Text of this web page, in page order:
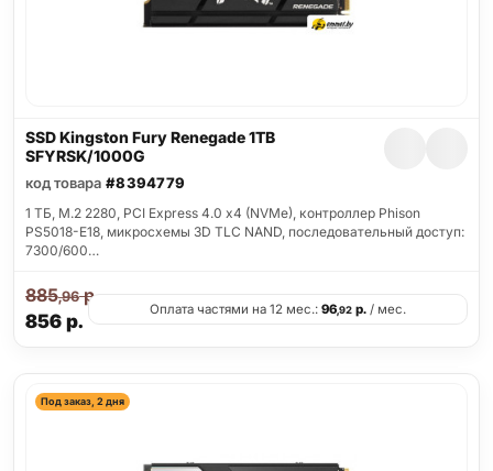
SSD Kingston Fury Renegade 1TB
SFYRSK/1000G
код товара #8394779
1 ТБ, M.2 2280, PCI Express 4.0 x4 (NVMe), контроллер Phison
PS5018-E18, микросхемы 3D TLC NAND, последовательный доступ:
7300/600…
856р.
885,96р.
Оплата частями на 12 мес.: 96,92р./ мес.
Под заказ, 2 дня